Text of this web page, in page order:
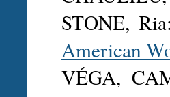
STONE,
American
VÉGA,